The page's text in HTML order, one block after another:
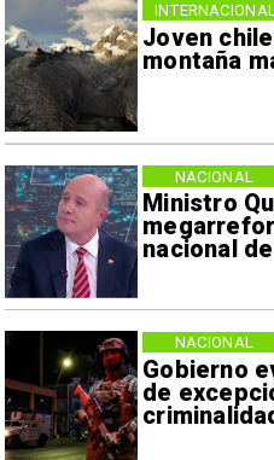
Joven
montaña
Ministro
nacional
NACIONAL
Gobierno
de
NACIONAL